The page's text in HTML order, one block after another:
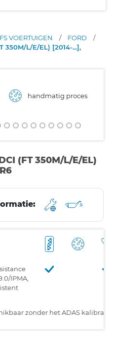
VOERTUIGEN / FORD
/
350M/L/E/EL) [2014-...],
handmatig proces
(FT 350M/L/E/EL)
IPMA,
zonder het ADAS